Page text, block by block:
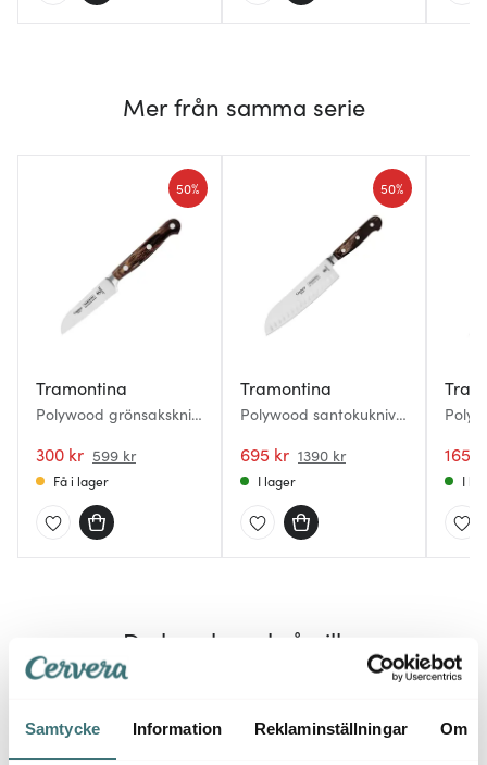
Samtycke Information Reklaminställningar Om
Mer från samma serie
Tramontina
Polywood grönsakskniv
300 kr 599 kr
50%
Få i lager
Tramontina
Polywood santokukniv
695 kr 1390 kr
50%
I lager
165
I
Du kanske också gillar
50%